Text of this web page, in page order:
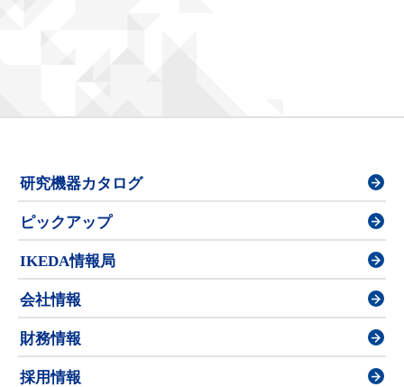
研究機器カタログ
ピックアップ
IKEDA情報局
会社情報
財務情報
採用情報